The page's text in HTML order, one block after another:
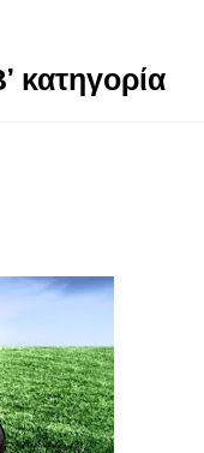
κατηγορία